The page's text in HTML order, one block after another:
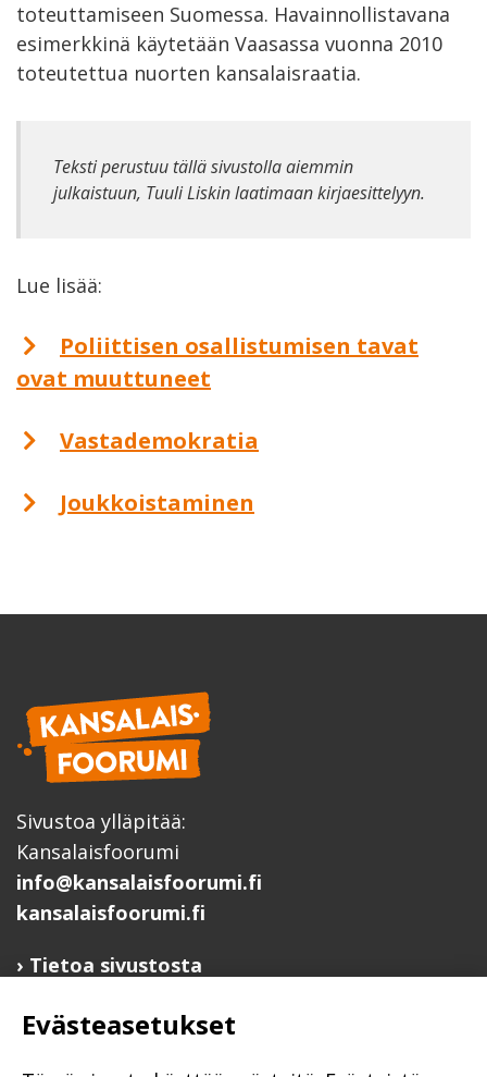
toteuttamiseen Suomessa. Havainnollistavana
esimerkkinä käytetään Vaasassa vuonna 2010
toteutettua nuorten kansalaisraatia.
Teksti perustuu tällä sivustolla aiemmin
julkaistuun, Tuuli Liskin laatimaan kirjaesittelyyn.
Lue lisää:
Poliittisen osallistumisen tavat
ovat muuttuneet
Vastademokratia
Joukkoistaminen
Sivustoa ylläpitää:
Kansalaisfoorumi
info@kansalaisfoorumi.fi
kansalaisfoorumi.fi
Tietoa sivustosta
Ilmoita järjestösi järjestöhakemistoon
Evästeasetukset